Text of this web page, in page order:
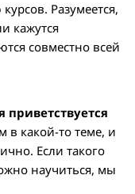
Разумеется,
кажутся
совместно всей
в какой-то теме, и
Если такого
научиться, мы